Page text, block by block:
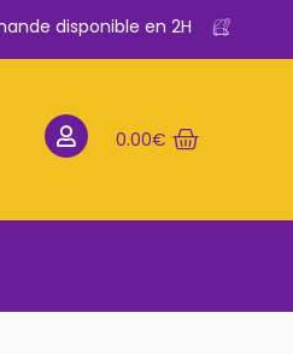
disponible en 2H
0.00€